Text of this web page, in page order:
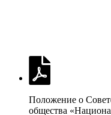
Положение о
общества